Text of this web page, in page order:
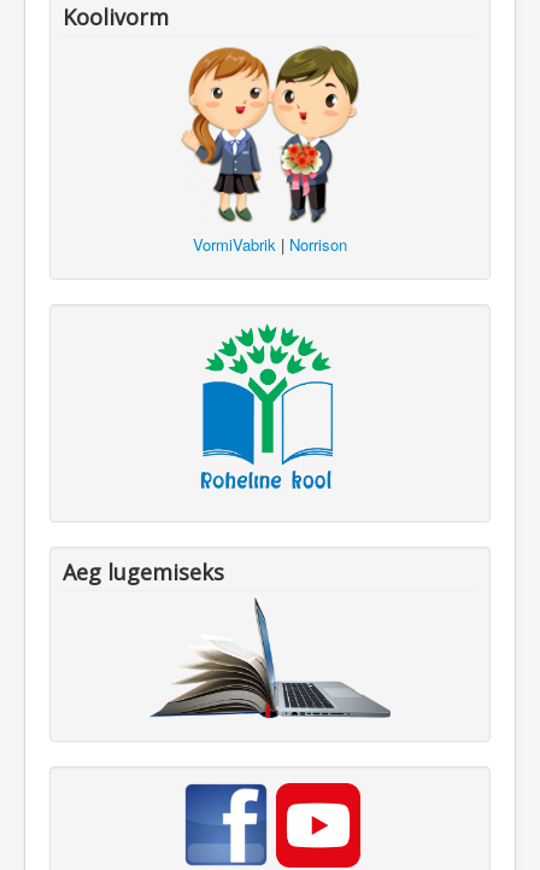
Koolivorm
VormiVabrik | Norrison
Aeg lugemiseks